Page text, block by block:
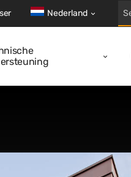
Nederland